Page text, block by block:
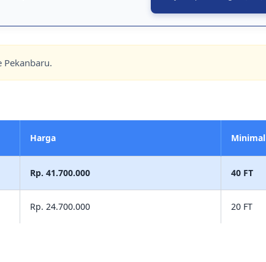
Pekanbaru.
Harga Minimal
Rp. 41.700.000 40 FT
Rp. 24.700.000 20 FT